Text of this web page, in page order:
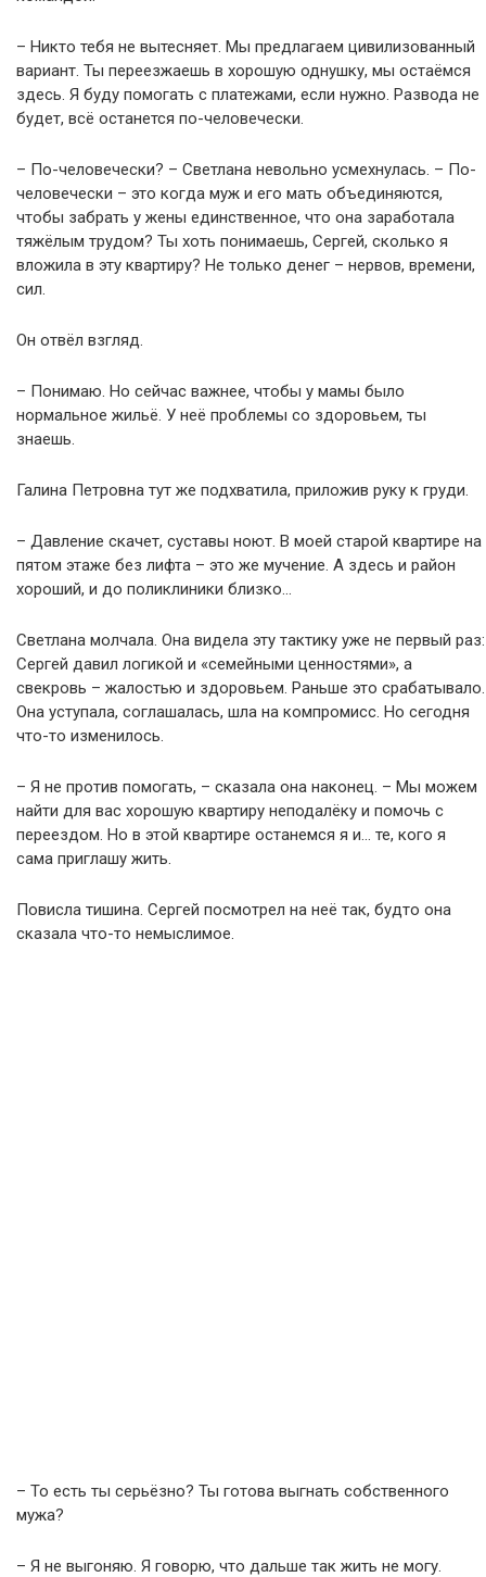
– Никто тебя не вытесняет. Мы предлагаем цивилизованный
вариант. Ты переезжаешь в хорошую однушку, мы остаёмся
здесь. Я буду помогать с платежами, если нужно. Развода не
будет, всё останется по-человечески.
– По-человечески? – Светлана невольно усмехнулась. – По-
человечески – это когда муж и его мать объединяются,
чтобы забрать у жены единственное, что она заработала
тяжёлым трудом? Ты хоть понимаешь, Сергей, сколько я
вложила в эту квартиру? Не только денег – нервов, времени,
сил.
Он отвёл взгляд.
– Понимаю. Но сейчас важнее, чтобы у мамы было
нормальное жильё. У неё проблемы со здоровьем, ты
знаешь.
Галина Петровна тут же подхватила, приложив руку к груди.
– Давление скачет, суставы ноют. В моей старой квартире на
пятом этаже без лифта – это же мучение. А здесь и район
хороший, и до поликлиники близко…
Светлана молчала. Она видела эту тактику уже не первый раз:
Сергей давил логикой и «семейными ценностями», а
свекровь – жалостью и здоровьем. Раньше это срабатывало.
Она уступала, соглашалась, шла на компромисс. Но сегодня
что-то изменилось.
– Я не против помогать, – сказала она наконец. – Мы можем
найти для вас хорошую квартиру неподалёку и помочь с
переездом. Но в этой квартире останемся я и… те, кого я
сама приглашу жить.
Повисла тишина. Сергей посмотрел на неё так, будто она
сказала что-то немыслимое.
– То есть ты серьёзно? Ты готова выгнать собственного
мужа?
– Я не выгоняю. Я говорю, что дальше так жить не могу.